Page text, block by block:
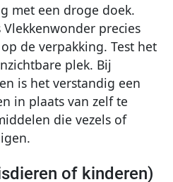
met een droge doek.
Vlekkenwonder precies
de verpakking. Test het
plek. Bij
is het verstandig een
in plaats van zelf te
die vezels of
of kinderen)